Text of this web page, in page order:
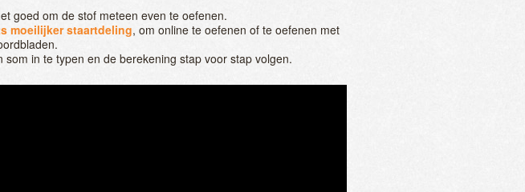
goed om de stof meteen even te oefenen.
moeilijker staartdeling, om online te oefenen of te oefenen met
in te typen en de berekening stap voor stap volgen.